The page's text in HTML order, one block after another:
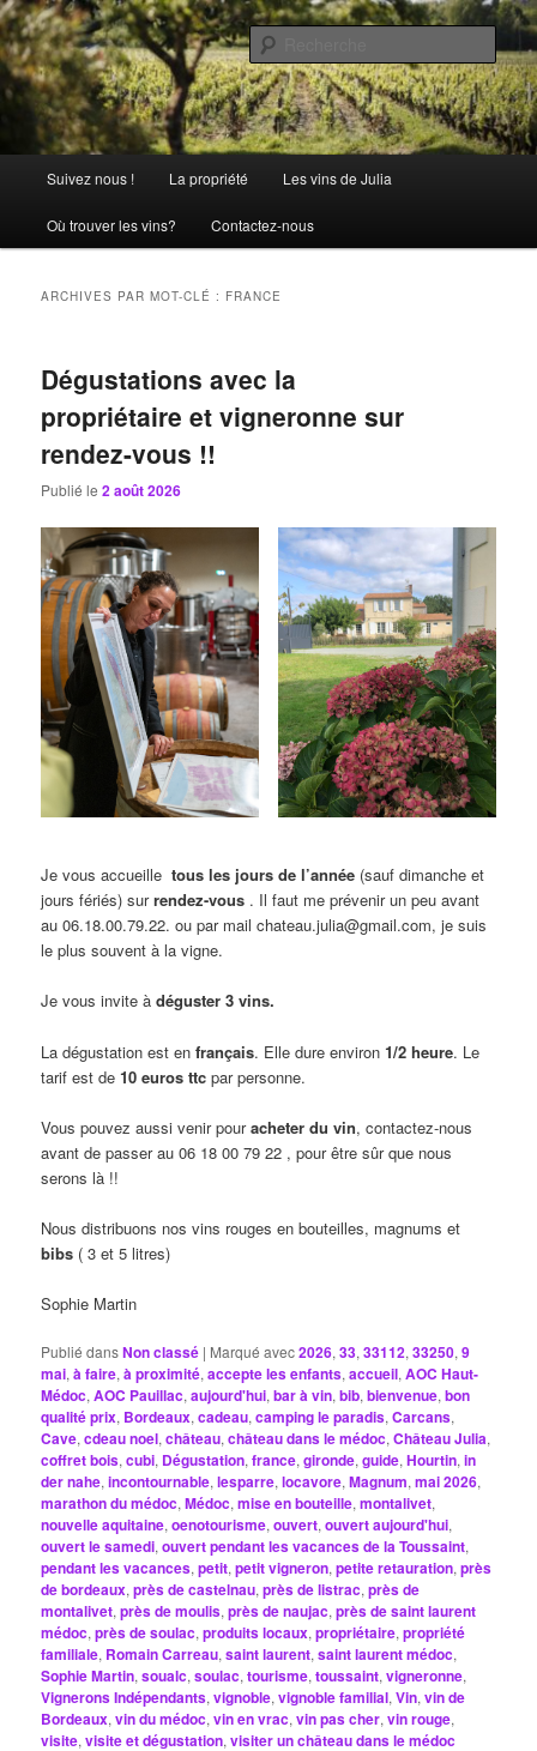
Aller
au
contenu
principal
Aller
au
contenu
secondaireChâteau Julia
La passion comme tradition
principal
Suivez nous ! La propriété Les vins de Julia
Où trouver les vins? Contactez-nous
ARCHIVES PAR MOT-CLÉ : FRANCE
Dégustations avec la
propriétaire et vigneronne sur
rendez-vous !!
Publié le2 août 2026
Je vous accueille tous les jours de l’année (sauf dimanche et
jours fériés) surrendez-vous . Il faut me prévenir un peu avant
au 06.18.00.79.22. ou par mail chateau.julia@gmail.com, je suis
le plus souvent à la vigne.
Je vous invite àdéguster 3 vins.
La dégustation est enfrançais. Elle dure environ1/2 heure. Le
tarif est de10 euros ttcpar personne.
Vous pouvez aussi venir pouracheter du vin, contactez-nous
avant de passer au 06 18 00 79 22 , pour être sûr que nous
serons là !!
Nous distribuons nos vins rouges en bouteilles, magnums et
bibs ( 3 et 5 litres)
Sophie Martin
Publié dansNon classé | Marqué avec2026,33,33112,33250,9
mai,à faire,à proximité,accepte les enfants,accueil,AOC Haut-
Médoc,AOC Pauillac,aujourd'hui,bar à vin,bib,bienvenue,bon
qualité prix, Bordeaux,cadeau,camping le paradis,Carcans,
Cave,cdeau noel,château,château dans le médoc,Château Julia,
coffret bois,cubi, Dégustation,france,gironde,guide,Hourtin,in
der nahe,incontournable,lesparre,locavore,Magnum,mai 2026,
marathon du médoc,Médoc,mise en bouteille,montalivet,
nouvelle aquitaine,oenotourisme,ouvert,ouvert aujourd'hui,
ouvert le samedi,ouvert pendant les vacances de la Toussaint,
pendant les vacances,petit,petit vigneron,petite retauration,près
de bordeaux,près de castelnau,près de listrac,près de
montalivet,près de moulis,près de naujac,près de saint laurent
médoc,près de soulac,produits locaux,propriétaire,propriété
familiale, Romain Carreau,saint laurent,saint laurent médoc,
Sophie Martin,soualc,soulac,tourisme,toussaint,vigneronne,
Vignerons Indépendants,vignoble,vignoble familial,Vin,vin de
Bordeaux,vin du médoc,vin en vrac,vin pas cher,vin rouge,
visite,visite et dégustation,visiter un château dans le médoc